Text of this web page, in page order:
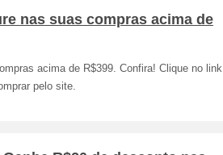
nas suas compras acima de
acima de R$399. Confira! Clique no link
pelo site.